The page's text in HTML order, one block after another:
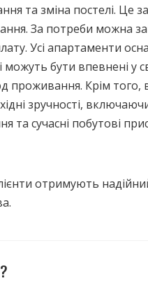
та зміна постелі. Це
За потреби можна
Усі апартаменти
бути впевнені у
проживання. Крім того,
зручності,
сучасні побутові
отримують